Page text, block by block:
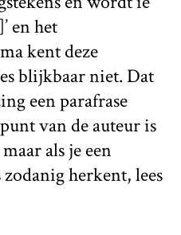
en het
kent deze
blijkbaar niet. Dat
een parafrase
van de auteur is
als je een
herkent, lees